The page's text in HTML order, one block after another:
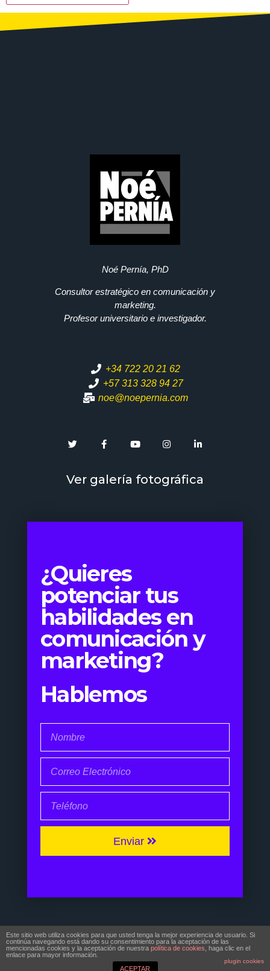
Noé Pernía, PhD
Consultor estratégico en comunicación y
marketing.
Profesor universitario e investigador.
+34 722 20 21 62
+57 313 328 94 27
noe@noepernia.com
Ver galería fotográfica
¿Quieres
potenciar tus
habilidades en
comunicación y
marketing?
Hablemos
Enviar
© Copyright 2017 | Noé Pernía
Todos Los Derechos Reservados
Este sitio web utiliza cookies para que usted tenga la mejor experiencia de usuario. Si
continúa navegando está dando su consentimiento para la aceptación de las
mencionadas cookies y la aceptación de nuestra política de cookies , haga clic en el
enlace para mayor información.
plugin cookies
ACEPTAR